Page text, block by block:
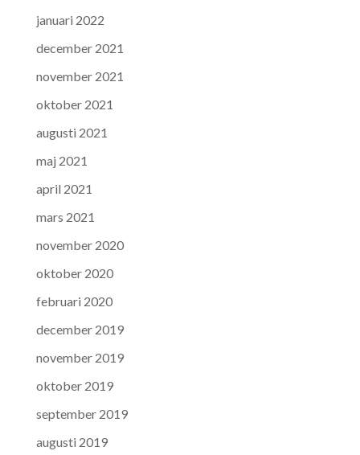
januari 2022
december 2021
november 2021
oktober 2021
augusti 2021
maj 2021
april 2021
mars 2021
november 2020
oktober 2020
februari 2020
december 2019
november 2019
oktober 2019
september 2019
augusti 2019